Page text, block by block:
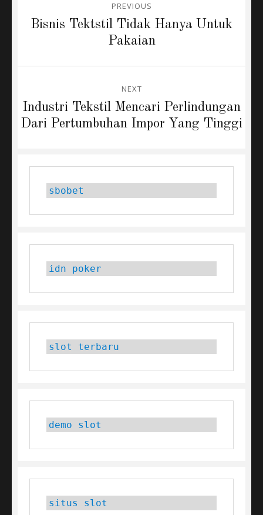
navigation
PREVIOUS
Previous
Bisnis Tektstil Tidak Hanya Untuk
Pakaian
NEXT
Next
post:
Industri Tekstil Mencari Perlindungan
Dari Pertumbuhan Impor Yang Tinggi
sbobet
idn poker
slot terbaru
demo slot
situs slot